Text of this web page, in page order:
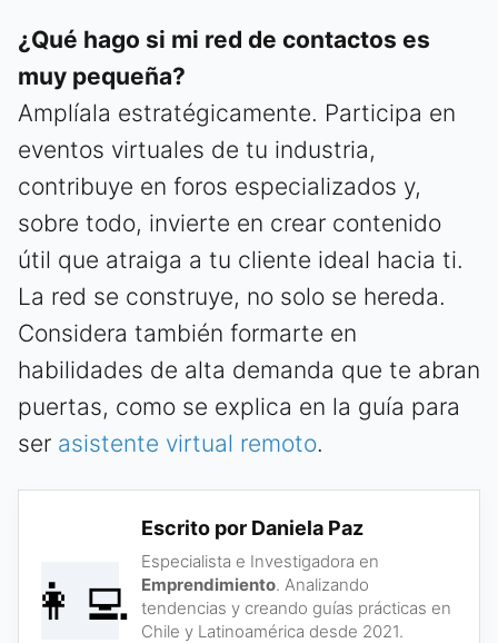
¿Qué hago si mi red de contactos es
muy pequeña?
Amplíala estratégicamente. Participa en
eventos virtuales de tu industria,
contribuye en foros especializados y,
sobre todo, invierte en crear contenido
útil que atraiga a tu cliente ideal hacia ti.
La red se construye, no solo se hereda.
Considera también formarte en
habilidades de alta demanda que te abran
puertas, como se explica en la guía para
ser asistente virtual remoto.
👩‍💻
Escrito por Daniela Paz
Especialista e Investigadora en
Emprendimiento. Analizando
tendencias y creando guías prácticas en
Chile y Latinoamérica desde 2021.